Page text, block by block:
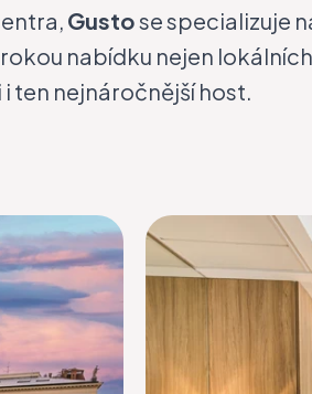
Gustose specializuje
nabídku nejen
ten nejnáročnější host.